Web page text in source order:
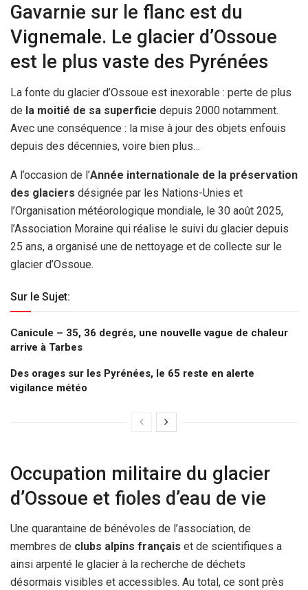
Gavarnie sur le flanc est du
Vignemale. Le glacier d’Ossoue
est le plus vaste des Pyrénées
La fonte du glacier d’Ossoue est inexorable : perte de plus
de la moitié de sa superficie depuis 2000 notamment.
Avec une conséquence : la mise à jour des objets enfouis
depuis des décennies, voire bien plus…
A l’occasion de l’Année internationale de la préservation
des glaciers désignée par les Nations-Unies et
l’Organisation météorologique mondiale, le 30 août 2025,
l’Association Moraine qui réalise le suivi du glacier depuis
25 ans, a organisé une de nettoyage et de collecte sur le
glacier d’Ossoue.
Sur le Sujet:
Canicule – 35, 36 degrés, une nouvelle vague de chaleur
arrive à Tarbes
Des orages sur les Pyrénées, le 65 reste en alerte
vigilance météo
Occupation militaire du glacier
d’Ossoue et fioles d’eau de vie
Une quarantaine de bénévoles de l’association, de
membres de clubs alpins français et de scientifiques a
ainsi arpenté le glacier à la recherche de déchets
désormais visibles et accessibles. Au total, ce sont près